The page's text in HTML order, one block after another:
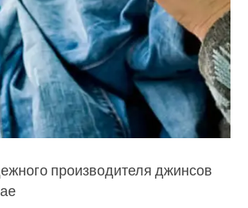
производителя джинсов